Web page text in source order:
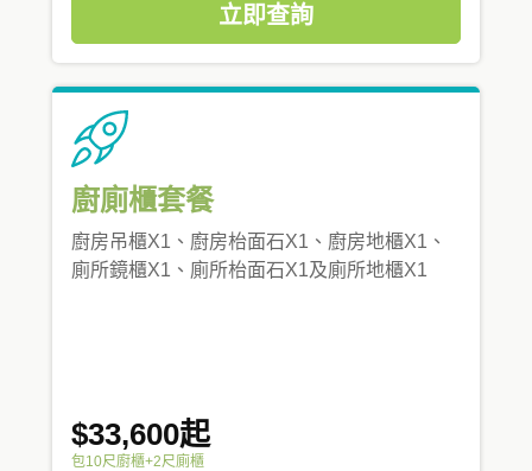
立即查詢
廚廁櫃套餐
廚房吊櫃X1、廚房枱面石X1、廚房地櫃X1、
廁所鏡櫃X1、廁所枱面石X1及廁所地櫃X1
$33,600起
包10尺廚櫃+2尺廁櫃